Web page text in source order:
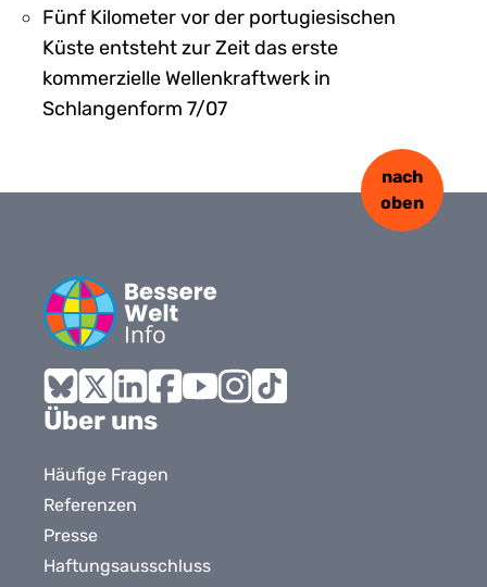
Fünf Kilometer vor der portugiesischen
Küste entsteht zur Zeit das erste
kommerzielle Wellenkraftwerk in
Schlangenform 7/07
Bluesky
X LinkedInFacebook
nach
oben
Über uns
Häufige Fragen
Referenzen
Presse
Haftungsausschluss